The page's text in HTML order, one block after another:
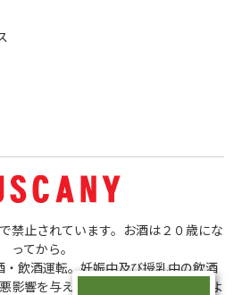
禁止されています。お酒は２０歳にな
ってから。
飲酒運転。妊娠中及び授乳中の飲酒
影響を与える恐れがあります。ほどよ